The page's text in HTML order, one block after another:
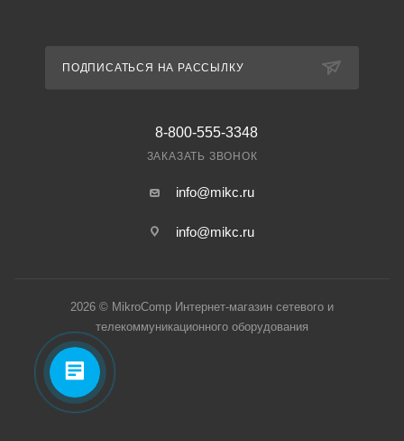
ПОДПИСАТЬСЯ НА РАССЫЛКУ
8-800-555-3348
ЗАКАЗАТЬ ЗВОНОК
info@mikc.ru
info@mikc.ru
2026 © MikroComp Интернет-магазин сетевого и
телекоммуникационного оборудования